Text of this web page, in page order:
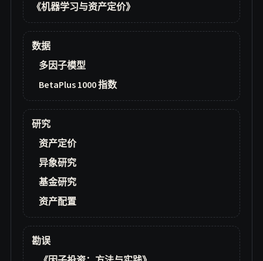
《机器学习与资产定价》
数据
多因子模型
BetaPlus 1000 指数
研究
资产定价
异象研究
基金研究
资产配置
勘误